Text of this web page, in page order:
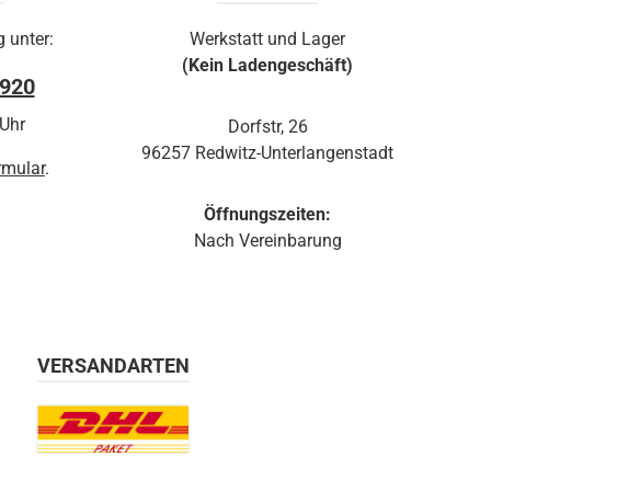
Ausrichtung des Monitors. Ein Wandhalter ist in der
JBL Control 1 Pro-WH integriert. Der Halter ist mit
Wandplatte des Halters eingebaut ist. Somit lässt
sich die JBL Control 1 Pro auch ohne optionale
unter:
.
Werkstatt und Lager
(Kein Ladengeschäft)
Dorfstr, 26
96257 Redwitz-Unterlangenstadt
Öffnungszeiten:
Nach Vereinbarung
VERSANDARTEN